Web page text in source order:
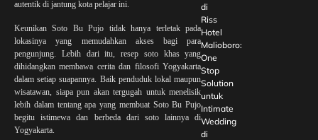
autentik di jantung kota pelajar ini.
Keunikan Soto Bu Pujo tidak hanya terletak pada
lokasinya yang memudahkan akses bagi para
pengunjung. Lebih dari itu, resep soto khas yang
dihidangkan membawa cerita dan filosofi Yogyakarta
dalam setiap suapannya. Baik penduduk lokal maupun
wisatawan, siapa pun akan tergugah untuk menelisik
lebih dalam tentang apa yang membuat Soto Bu Pujo
begitu istimewa dan berbeda dari soto lainnya di
Yogyakarta.
di
Riss
Hotel
Malioboro:
One
Stop
Solution
untuk
Intimate
Wedding
di